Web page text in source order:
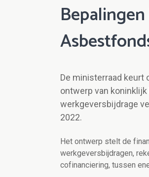
De ministerraad keurt
ontwerp van
werkgeversbijdrage
2022.
Het ontwerp stelt de
werkgeversbijdragen,
cofinanciering, tussen